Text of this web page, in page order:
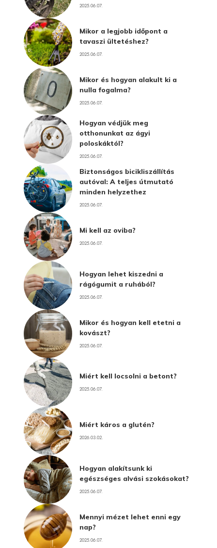
2025.06.07.
Mikor a legjobb időpont a
tavaszi ültetéshez?
2025.06.07.
Mikor és hogyan alakult ki a
nulla fogalma?
2025.06.07.
Hogyan védjük meg
otthonunkat az ágyi
poloskáktól?
2025.06.07.
Biztonságos bicikliszállítás
autóval: A teljes útmutató
minden helyzethez
2025.06.07.
Mi kell az oviba?
2025.06.07.
Hogyan lehet kiszedni a
rágógumit a ruhából?
2025.06.07.
Mikor és hogyan kell etetni a
kovászt?
2025.06.07.
Miért kell locsolni a betont?
2025.06.07.
Miért káros a glutén?
2026.03.02.
Hogyan alakítsunk ki
egészséges alvási szokásokat?
2025.06.07.
Mennyi mézet lehet enni egy
nap?
2025.06.07.